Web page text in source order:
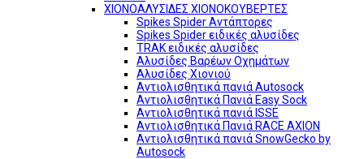
ΧΙΟΝΟΑΛΥΣΙΔΕΣ ΧΙΟΝΟΚΟΥΒΕΡΤΕΣ
Spikes Spider Αντάπτορες
Spikes Spider ειδικές αλυσίδες
TRAK ειδικές αλυσίδες
Αλυσίδες Βαρέων Οχημάτων
Αλυσίδες Χιονιού
Αντιολισθητικά πανιά Autosock
Αντιολισθητικά Πανιά Easy Sock
Αντιολισθητικά πανιά ISSE
Αντιολισθητικά Πανιά RACE AXION
Αντιολισθητικά πανιά SnowGecko by
Autosock